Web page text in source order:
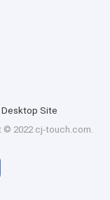
Desktop Site
© 2022 cj-touch.com.